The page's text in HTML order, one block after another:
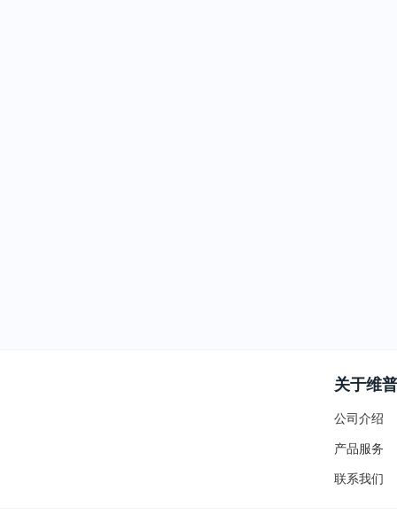
关于维普
公司介绍
产品服务
联系我们